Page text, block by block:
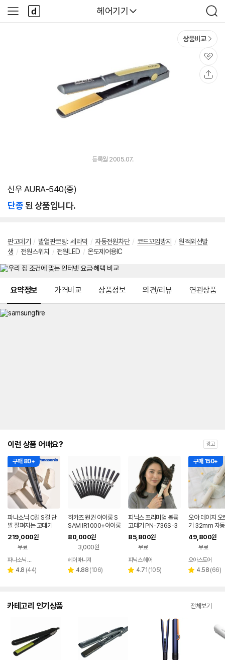
다나와
헤어기기
검
색
사
이
다
나
와
상품비교
관
심
등록월 2005.07.
신우 AURA-540(중)
단종된 상품입니다.
판고데기 / 발열판코팅: 세라믹 / 자동전원차단 / 코드꼬임방지 / 원적외선발
생 / 전원스위치 / 전원LED / 온도제어용IC
요약정보 가격비교 상품정보 의견/리뷰 연관상품
이런 상품 어때요? 광고
구매 80+
파나소닉 C컬 S컬 단
발 잘펴지는 고데기
219,000원
무료
파나소닉 공식판매점
별 4.8 리
(44)
히카즈 원권 아이롱 S
SAM IR1000+아이롱
꼬리빗
80,000원
3,000원
페이
헤어매니져
별 4.88 리
(106)
피닉스 프리미엄 볼륨
고데기 PN-736S-3
2 32mm 뿌리볼륨 웨
이브 봉고데기
85,800원
무료
페이
피닉스 헤어
별 4.71 리
(105)
구매 150+
오아 데이지 오
기 32mm 자
봉고데기 웨이
롱 롤링 헤어
49,800원
무료
페
오아스토어
별 4.58 리
(66)
카테고리 인기상품 전체보기